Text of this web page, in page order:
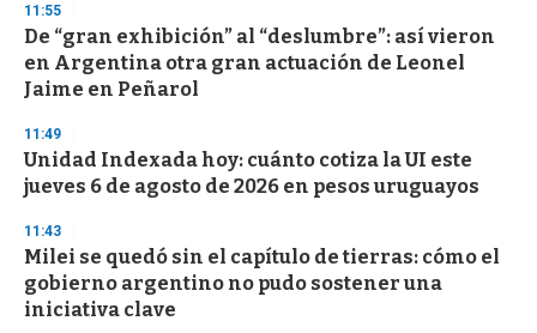
d
s
o
f
3
s
e
c
o
d
s
11:55
De “gran exhibición” al “deslumbre”: así vieron
en Argentina otra gran actuación de Leonel
Jaime en Peñarol
11:49
Unidad Indexada hoy: cuánto cotiza la UI este
jueves 6 de agosto de 2026 en pesos uruguayos
11:43
Milei se quedó sin el capítulo de tierras: cómo el
gobierno argentino no pudo sostener una
iniciativa clave